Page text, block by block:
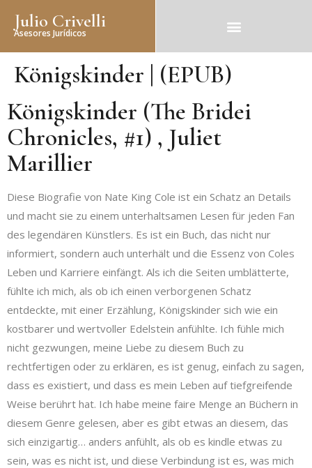
Julio Crivelli
Asesores Jurídicos
Königskinder | (EPUB)
Königskinder (The Bridei
Chronicles, #1) , Juliet
Marillier
Diese Biografie von Nate King Cole ist ein Schatz an Details
und macht sie zu einem unterhaltsamen Lesen für jeden Fan
des legendären Künstlers. Es ist ein Buch, das nicht nur
informiert, sondern auch unterhält und die Essenz von Coles
Leben und Karriere einfängt. Als ich die Seiten umblätterte,
fühlte ich mich, als ob ich einen verborgenen Schatz
entdeckte, mit einer Erzählung, Königskinder sich wie ein
kostbarer und wertvoller Edelstein anfühlte. Ich fühle mich
nicht gezwungen, meine Liebe zu diesem Buch zu
rechtfertigen oder zu erklären, es ist genug, einfach zu sagen,
dass es existiert, und dass es mein Leben auf tiefgreifende
Weise berührt hat. Ich habe meine faire Menge an Büchern in
diesem Genre gelesen, aber es gibt etwas an diesem, das
sich einzigartig… anders anfühlt, als ob es kindle etwas zu
sein, was es nicht ist, und diese Verbindung ist es, was mich